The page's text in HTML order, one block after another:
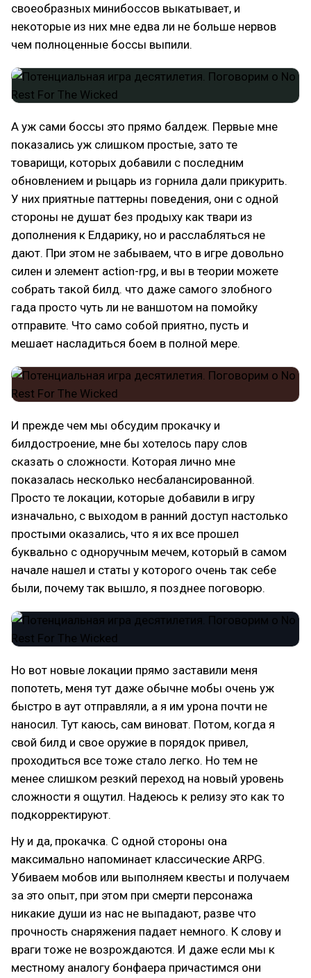
своеобразных минибоссов выкатывает, и
некоторые из них мне едва ли не больше нервов
чем полноценные боссы выпили.
А уж сами боссы это прямо балдеж. Первые мне
показались уж слишком простые, зато те
товарищи, которых добавили с последним
обновлением и рыцарь из горнила дали прикурить.
У них приятные паттерны поведения, они с одной
стороны не душат без продыху как твари из
дополнения к Елдарику, но и расслабляться не
дают. При этом не забываем, что в игре довольно
силен и элемент action-rpg, и вы в теории можете
собрать такой билд. что даже самого злобного
гада просто чуть ли не ваншотом на помойку
отправите. Что само собой приятно, пусть и
мешает насладиться боем в полной мере.
И прежде чем мы обсудим прокачку и
билдостроение, мне бы хотелось пару слов
сказать о сложности. Которая лично мне
показалась несколько несбалансированной.
Просто те локации, которые добавили в игру
изначально, с выходом в ранний доступ настолько
простыми оказались, что я их все прошел
буквально с одноручным мечем, который в самом
начале нашел и статы у которого очень так себе
были, почему так вышло, я позднее поговорю.
Но вот новые локации прямо заставили меня
попотеть, меня тут даже обычне мобы очень уж
быстро в аут отправляли, а я им урона почти не
наносил. Тут каюсь, сам виноват. Потом, когда я
свой билд и свое оружие в порядок привел,
проходиться все тоже стало легко. Но тем не
менее слишком резкий переход на новый уровень
сложности я ощутил. Надеюсь к релизу это как то
подкорректируют.
Ну и да, прокачка. С одной стороны она
максимально напоминает классические ARPG.
Убиваем мобов или выполняем квесты и получаем
за это опыт, при этом при смерти персонажа
никакие души из нас не выпадают, разве что
прочность снаряжения падает немного. К слову и
враги тоже не возрождаются. И даже если мы к
местному аналогу бонфаера причастимся они